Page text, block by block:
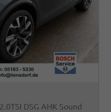
DSG AHK Sound